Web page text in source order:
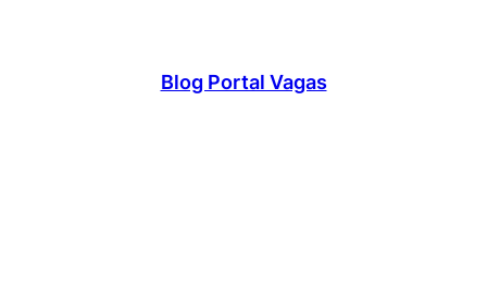
Blog Portal Vagas